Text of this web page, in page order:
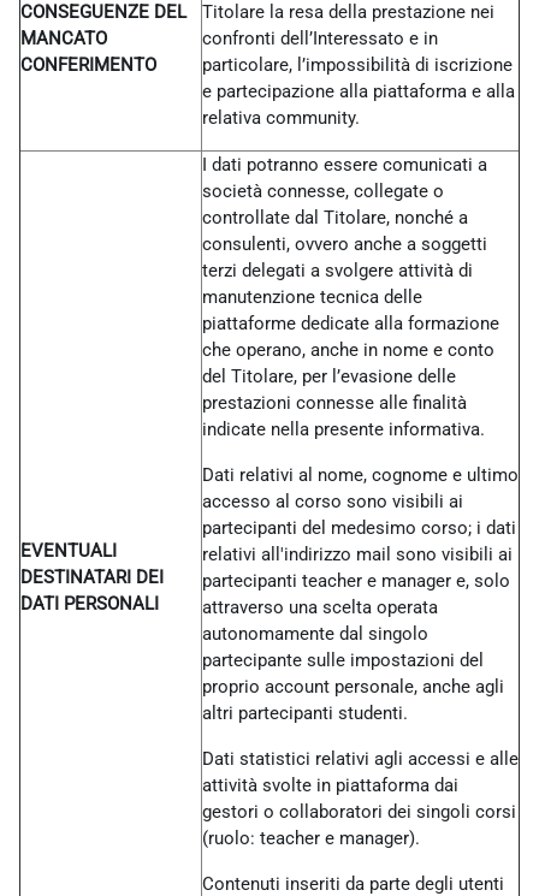
CONSEGUENZE DEL
MANCATO
CONFERIMENTO
Titolare la resa della prestazione nei
confronti dell’Interessato e in
particolare, l’impossibilità di iscrizione
e partecipazione alla piattaforma e alla
relativa community.
EVENTUALI
DESTINATARI DEI
DATI PERSONALI
I dati potranno essere comunicati a
società connesse, collegate o
controllate dal Titolare, nonché a
consulenti, ovvero anche a soggetti
terzi delegati a svolgere attività di
manutenzione tecnica delle
piattaforme dedicate alla formazione
che operano, anche in nome e conto
del Titolare, per l’evasione delle
prestazioni connesse alle finalità
indicate nella presente informativa.
Dati relativi al nome, cognome e ultimo
accesso al corso sono visibili ai
partecipanti del medesimo corso; i dati
relativi all'indirizzo mail sono visibili ai
partecipanti teacher e manager e, solo
attraverso una scelta operata
autonomamente dal singolo
partecipante sulle impostazioni del
proprio account personale, anche agli
altri partecipanti studenti.
Dati statistici relativi agli accessi e alle
attività svolte in piattaforma dai
gestori o collaboratori dei singoli corsi
(ruolo: teacher e manager).
Contenuti inseriti da parte degli utenti